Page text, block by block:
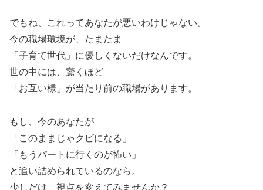
でもね、これってあなたが悪いわけじゃない。
今の職場環境が、たまたま
「子育て世代」に優しくないだけなんです。
世の中には、驚くほど
「お互い様」が当たり前の職場があります。
もし、今のあなたが
「このままじゃクビになる」
「もうパートに行くのが怖い」
と追い詰められているのなら。
少しだけ、視点を変えてみませんか？